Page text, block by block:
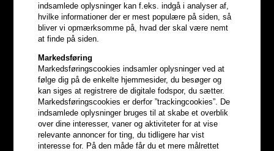
indsamlede oplysninger kan f.eks. indgå i analyser af,
hvilke informationer der er mest populære på siden, så
bliver vi opmærksomme på, hvad der skal være nemt
at finde på siden.
Markedsføring
Markedsføringscookies indsamler oplysninger ved at
følge dig på de enkelte hjemmesider, du besøger og
kan siges at registrere de digitale fodspor, du sætter.
Markedsføringscookies er derfor ”trackingcookies”. De
indsamlede oplysninger bruges til at skabe et overblik
over dine interesser, vaner og aktiviteter for at vise
relevante annoncer for ting, du tidligere har vist
interesse for. På den måde får du et mere målrettet
Optjen5% bonuskronerpå
hele din ordre